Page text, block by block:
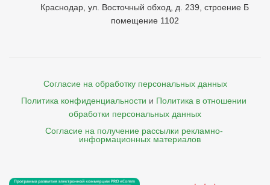
Краснодар, ул. Восточный обход, д. 239, строение Б
помещение 1102
Согласие на обработку персональных данных
Политика конфиденциальности и Политика в отношении
обработки персональных данных
Согласие на получение рассылки рекламно-
    информационных материалов